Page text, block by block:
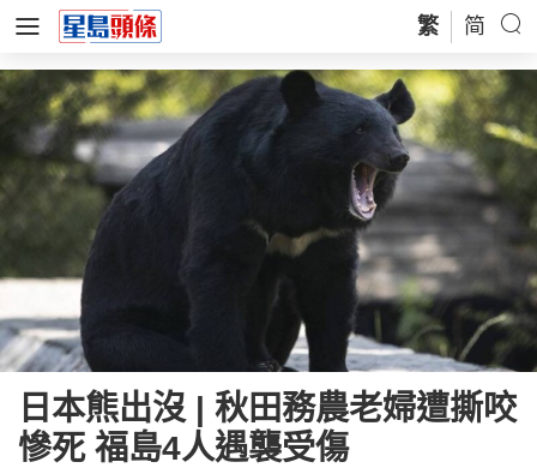
繁 简
日本熊出沒 | 秋田務農老婦遭撕咬
慘死 福島4人遇襲受傷